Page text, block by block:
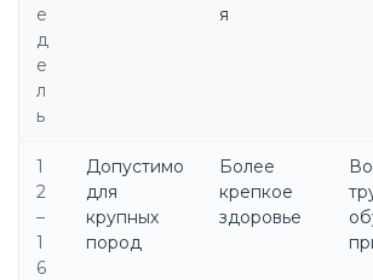
е
д
е
л
ь
я
1
2
–
1
6
Допустимо
для
крупных
пород
Более
крепкое
здоровье